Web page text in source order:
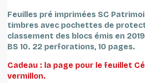
Feuilles pré imprimées SC
timbres avec pochettes de
classement des blocs émis en 2019
BS 10. 22 perforations, 10 pages.
Cadeau : la page pour le feuillet
vermillon.